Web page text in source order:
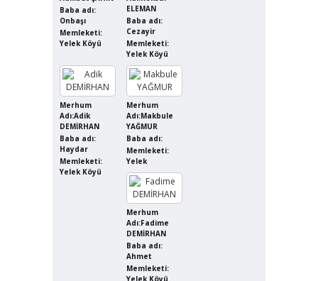
Baba adı:
Onbaşı
Memleketi:
Yelek Köyü
ELEMAN
Baba adı:
Cezayir
Memleketi:
Yelek Köyü
Merhum
Adı:Adik
DEMİRHAN
Baba adı:
Haydar
Memleketi:
Yelek Köyü
Merhum
Adı:Makbule
YAĞMUR
Baba adı:
Memleketi:
Yelek
Merhum
Adı:Fadime
DEMİRHAN
Baba adı:
Ahmet
Memleketi:
Yelek Köyü